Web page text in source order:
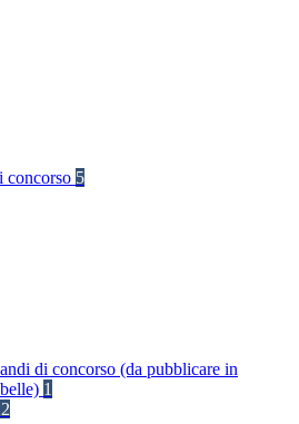
concorso 5
di concorso (da pubblicare in
1